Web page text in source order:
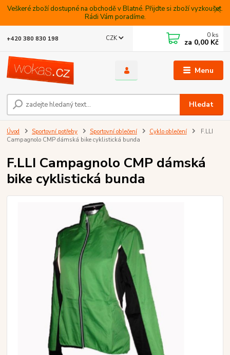
Veškeré zboží dostupné na obchodě v Blatné. Přijdte si zboží vyzkoušet.
Rádi Vám poradíme.
Menu
CZK
Hledat
+420 380 830 198 0 ks
za 0,00 Kč
Úvod Sportovní potřeby Sportovní oblečení Cyklo oblečení
F.LLI
Campagnolo CMP dámská bike cyklistická bunda
F.LLI Campagnolo CMP dámská
bike cyklistická bunda